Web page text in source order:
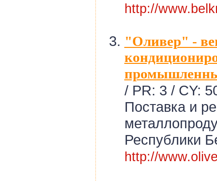
http://
"Оливер" -
/ PR: 3 / CY:
Поставка и
Республики
http://